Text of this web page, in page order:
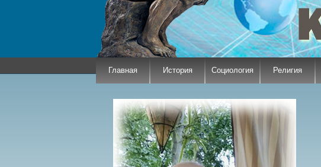
Главная История Социология Религия